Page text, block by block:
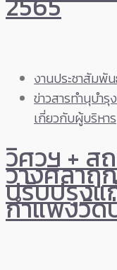
งานประชาสัมพั
ข่าวสารทำนุบำ
เกี่ยวกับผู้บริหาร
วิศวฯ + ส
วางศิลาฤ
ปรับปรุงแ
กำแพงวัด